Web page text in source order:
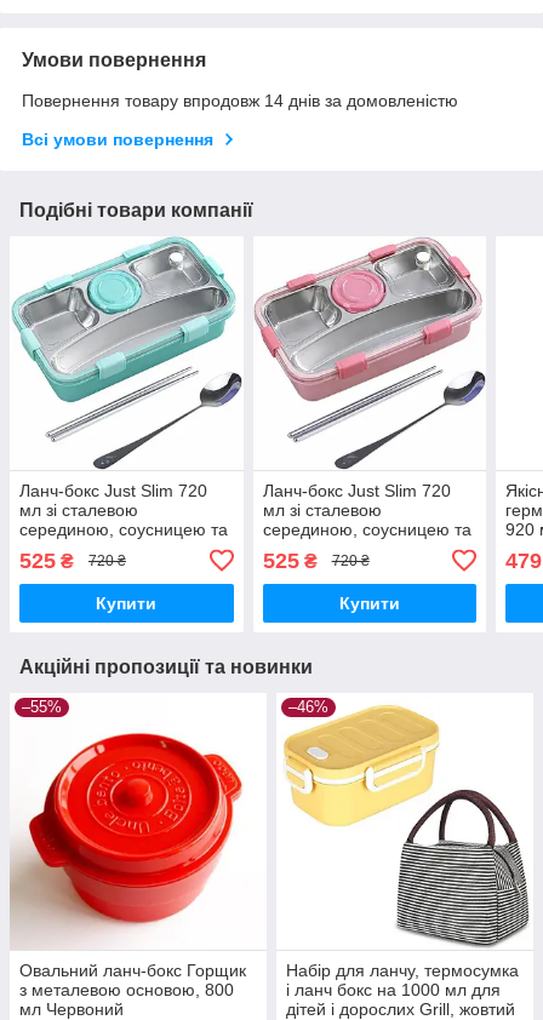
Умови повернення
Повернення товару впродовж 14 днів за домовленістю
Всі умови повернення
Подібні товари компанії
Ланч-бокс Just Slim 720
мл зі сталевою
серединою, соусницею та
525 ₴ 720 ₴
Купити
Ланч-бокс Just Slim 720
мл зі сталевою
серединою, соусницею та
525₴ 720 ₴
Купити
920
479
Акційні пропозиції та новинки
–55%
Овальний ланч-бокс Горщик
з металевою основою, 800
мл Червоний
–46%
Набір для ланчу, термосумка
і ланч бокс на 1000 мл для
дітей і дорослих Grill, жовтий